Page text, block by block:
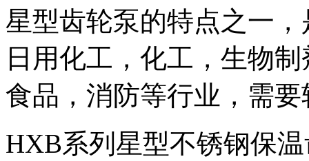
星型齿轮泵的特点之一
日用化工，化工，生物
食品，消防等行业，需
HXB系列星型不锈钢保